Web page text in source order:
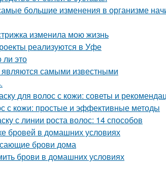
большие изменения в организме
изменила мою жизнь
реализуются в Уфе
это
самыми известными
для волос с кожи: советы и
с кожи: простые и эффективные методы
с линии роста волос: 14 способов
бровей в домашних условиях
брови дома
брови в домашних условиях